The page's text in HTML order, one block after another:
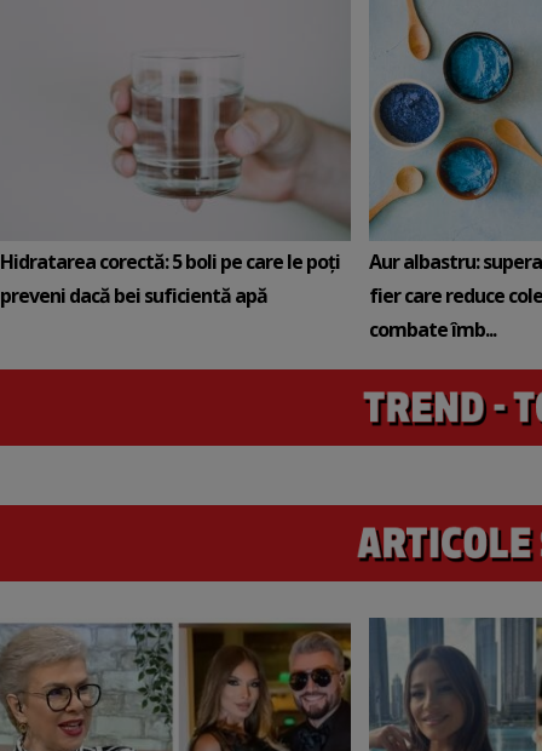
Hidratarea corectă: 5 boli pe care le poți
preveni dacă bei suficientă apă
Aur albastru:
fier care reduce
combate îmb...